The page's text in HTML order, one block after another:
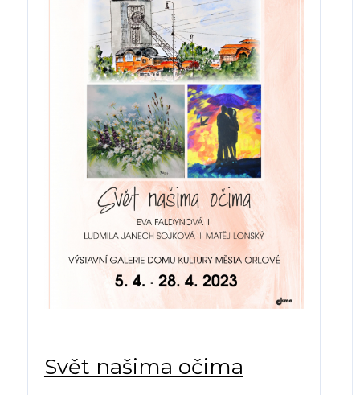
Svět našima očima